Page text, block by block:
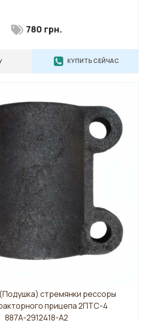
780 грн.
КУПИТЬ СЕЙЧАС
стремянки рессоры
прицепа 2ПТС-4
887А-2912418-А2